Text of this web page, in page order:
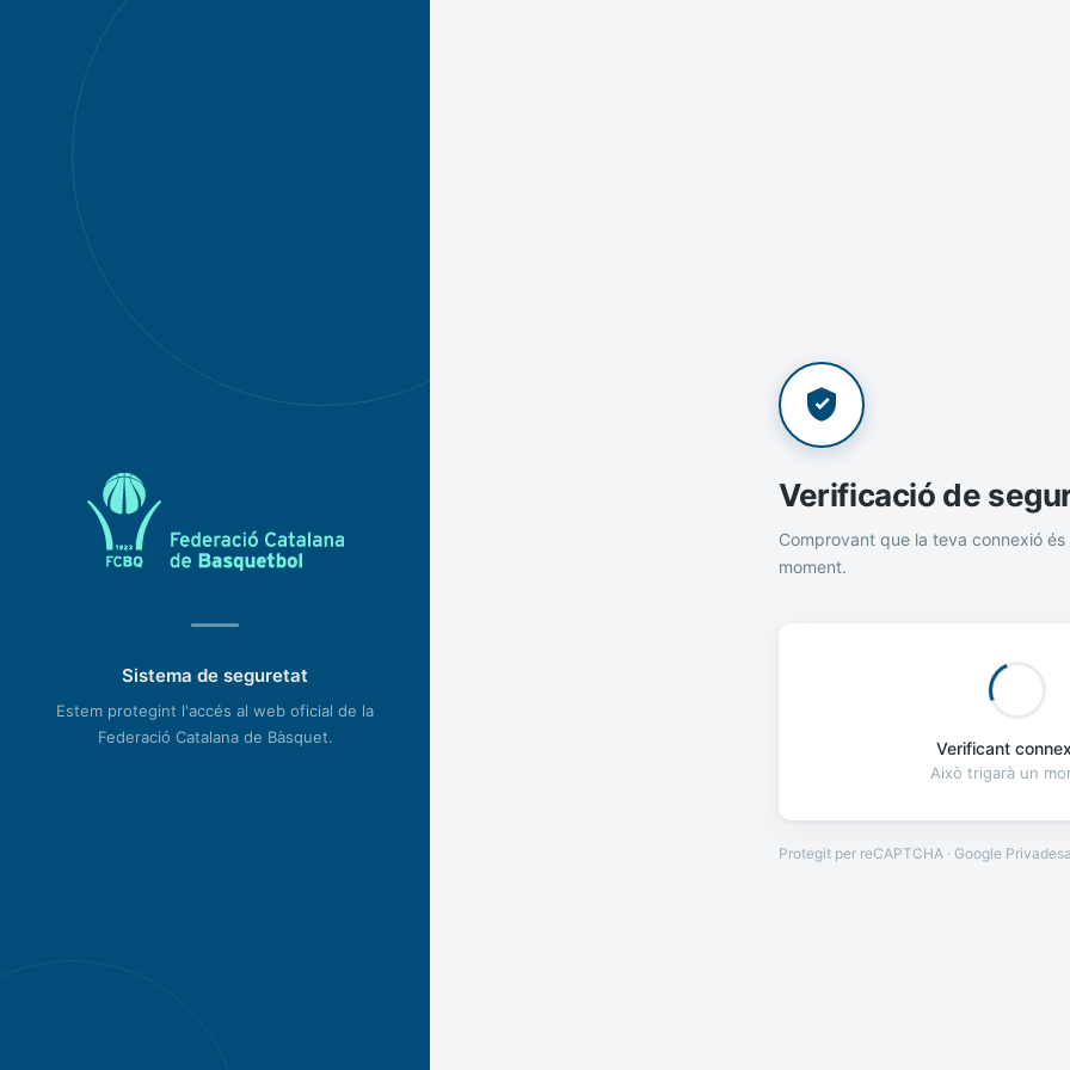
Sistema de seguretat
Estem protegint l'accés al web oficial de la
Federació Catalana de Bàsquet.
Verificació de
Comprovant que la teva connexió és
moment.
Verificant
Això trigarà un
Protegit per reCAPTCHA · Google Privadesa